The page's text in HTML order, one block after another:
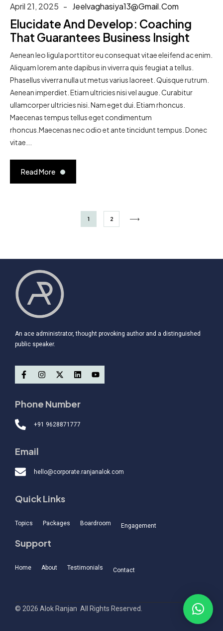
April 21, 2025 Jeelvaghasiya13@gmail.com
Elucidate And Develop: Coaching
That Guarantees Business Insight
Aenean leo ligula porttitor eu consequat vitae eleifend ac enim.
Aliquam lorem ante dapibus in viverra quis feugiat a tellus.
Phasellus viverra nulla ut metus varius laoreet. Quisque rutrum.
Aenean imperdiet. Etiam ultricies nisi vel augue. Curabitur
ullamcorper ultricies nisi. Nam eget dui. Etiam rhoncus.
Maecenas tempus tellus eget condimentum
rhoncus.Maecenas nec odio et ante tincidunt tempus. Donec
vitae...
Read More
1 2
An ace administrator, thought provoking author and a distinguished
public speaker.
Phone Number
+91 9628871777
Email
hello@corporate.ranjanalok.com
Quick Links
Topics Packages Boardroom Engagement
Support
Home About Testimonials Contact
© 2026 Alok Ranjan All Rights Reserved.